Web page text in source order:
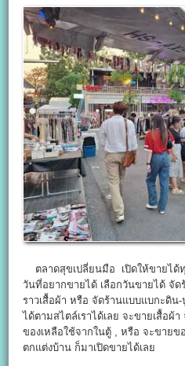
ตลาดสุขเปลี่ยนมือ เปิดให้ขายได้
วันที่อยากขายได้ เลือกวันขายได้ จัด
ราวเสื้อผ้า หรือ จัดร้านแบบแบกะดิ
ได้ตามสไตล์เราได้เลย จะขายเสื้อผ้
ของเหลือใช้จากในตู้ , หรือ จะขาย
ตกแต่งบ้าน ก็มาเปิดขายได้เลย